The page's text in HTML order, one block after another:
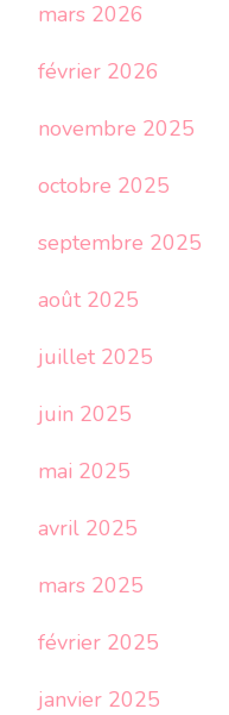
mars 2026
février 2026
novembre 2025
octobre 2025
septembre 2025
août 2025
juillet 2025
juin 2025
mai 2025
avril 2025
mars 2025
février 2025
janvier 2025